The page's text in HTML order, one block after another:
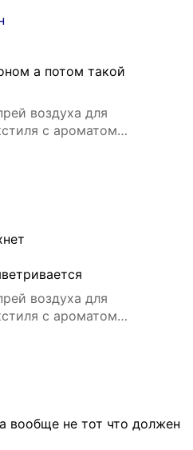
а потом такой
воздуха для
с ароматом
воздуха для
с ароматом
вообще не тот что должен